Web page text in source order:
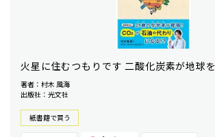
火星に住むつもりです 二酸化炭素が地球
著者：村木 風海
出版社：光文社
紙書籍で買う